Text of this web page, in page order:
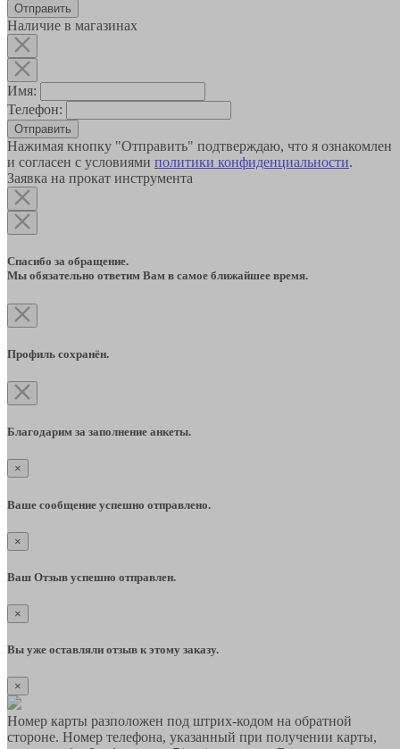
Наличие в магазинах
Имя:
Телефон:
Отправить
Нажимая кнопку "Отправить" подтверждаю, что я ознакомлен
и согласен с условиями политики конфиденциальности.
Заявка на прокат инструмента
Спасибо за обращение.
Мы обязательно ответим Вам в самое ближайшее время.
Профиль сохранён.
Благодарим за заполнение анкеты.
×
Ваше сообщение успешно отправлено.
×
Ваш Отзыв успешно отправлен.
×
Вы уже оставляли отзыв к этому заказу.
×
Номер карты разположен под штрих-кодом на обратной
стороне. Номер телефона, указанный при получении карты,